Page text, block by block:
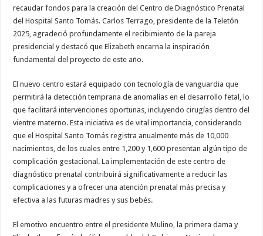
recaudar fondos para la creación del Centro de Diagnóstico Prenatal
del Hospital Santo Tomás. Carlos Terrago, presidente de la Teletón
2025, agradeció profundamente el recibimiento de la pareja
presidencial y destacó que Elizabeth encarna la inspiración
fundamental del proyecto de este año.
El nuevo centro estará equipado con tecnología de vanguardia que
permitirá la detección temprana de anomalías en el desarrollo fetal, lo
que facilitará intervenciones oportunas, incluyendo cirugías dentro del
vientre materno. Esta iniciativa es de vital importancia, considerando
que el Hospital Santo Tomás registra anualmente más de 10,000
nacimientos, de los cuales entre 1,200 y 1,600 presentan algún tipo de
complicación gestacional. La implementación de este centro de
diagnóstico prenatal contribuirá significativamente a reducir las
complicaciones y a ofrecer una atención prenatal más precisa y
efectiva a las futuras madres y sus bebés.
El emotivo encuentro entre el presidente Mulino, la primera dama y